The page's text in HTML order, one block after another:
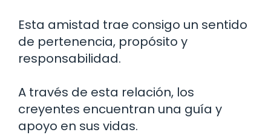
Esta amistad trae consigo un sentido
de pertenencia, propósito y
responsabilidad.
A través de esta relación, los
creyentes encuentran una guía y
apoyo en sus vidas.